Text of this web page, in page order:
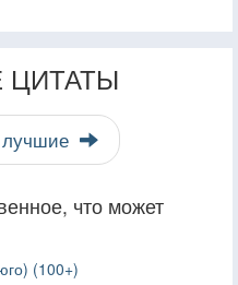
лучшие
что может
(100+)